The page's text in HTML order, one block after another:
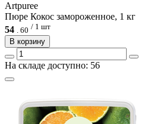
Artpuree
Пюре Кокос замороженное, 1 кг
54 . 60 / 1 шт
В корзину
На складе доступно: 56